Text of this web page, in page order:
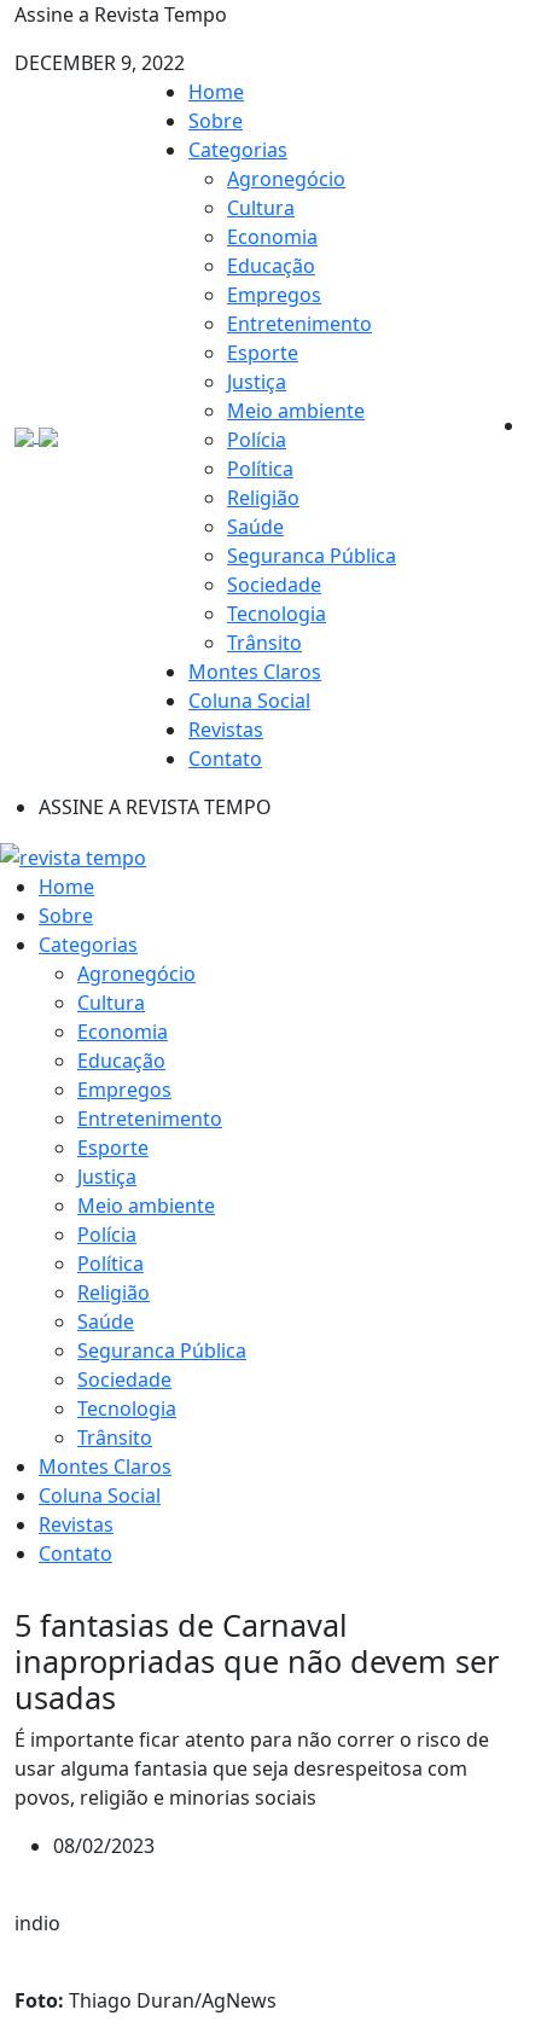
Assine a Revista Tempo
DECEMBER 9, 2022
Home
Sobre
Categorias
Agronegócio
Cultura
Economia
Educação
Empregos
Entretenimento
Esporte
Justiça
Meio ambiente
Polícia
Política
Religião
Saúde
Seguranca Pública
Sociedade
Tecnologia
Trânsito
Montes Claros
Coluna Social
Revistas
Contato
ASSINE A REVISTA TEMPO
Home
Sobre
Categorias
Agronegócio
Cultura
Economia
Educação
Empregos
Entretenimento
Esporte
Justiça
Meio ambiente
Polícia
Política
Religião
Saúde
Seguranca Pública
Sociedade
Tecnologia
Trânsito
Montes Claros
Coluna Social
Revistas
Contato
5 fantasias de Carnaval
inapropriadas que não devem ser
usadas
É importante ficar atento para não correr o risco de
usar alguma fantasia que seja desrespeitosa com
povos, religião e minorias sociais
08/02/2023
indio
Foto: Thiago Duran/AgNews